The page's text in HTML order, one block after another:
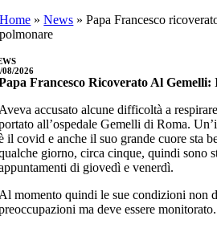
Home »News »Papa Francesco
polmonare
08/2026
Francesco Ricoverato Al Gemelli:
accusato alcune difficoltà a
all’ospedale Gemelli di Roma.
il covid e anche il suo grande cuore sta
giorno, circa cinque, quindi sono
di giovedì e venerdì.
momento quindi le sue condizioni non
ma deve essere monitorato.